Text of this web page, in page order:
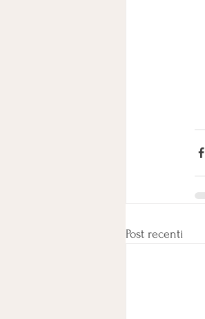
Post recenti